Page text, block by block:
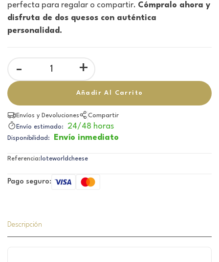
perfecta para regalar o compartir. Cómpralo ahora y
disfruta de dos quesos con auténtica
personalidad.
- +
Añadir Al Carrito
Envíos y Devoluciones
Compartir
Envío estimado: 24/48 horas
Disponibilidad: Envío inmediato
Referencia: loteworldcheese
Pago seguro:
Descripción